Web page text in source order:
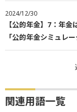
2024/12/30
【公的年金】7：年
「公的年金シミュレ
関連用語一覧